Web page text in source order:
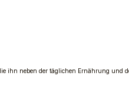
ihn neben der täglichen Ernährung und